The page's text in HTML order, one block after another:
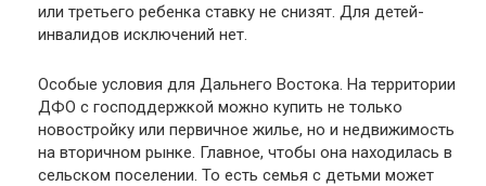
или третьего ребенка ставку не снизят. Для детей-
инвалидов исключений нет.
Особые условия для Дальнего Востока. На территории
ДФО с господдержкой можно купить не только
новостройку или первичное жилье, но и недвижимость
на вторичном рынке. Главное, чтобы она находилась в
сельском поселении. То есть семья с детьми может